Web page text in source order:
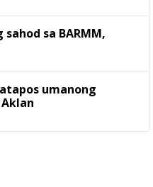
sa BARMM,
umanong